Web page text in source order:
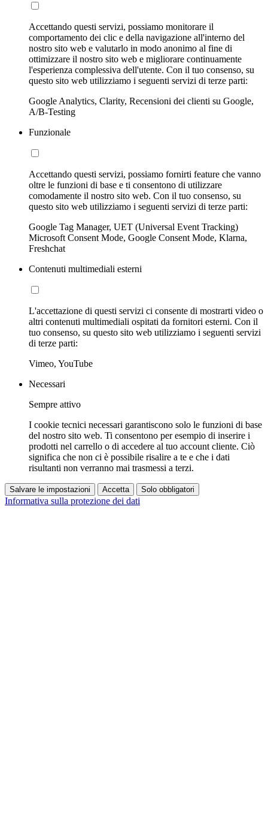
Accettando questi servizi, possiamo monitorare il
comportamento dei clic e della navigazione all'interno del
nostro sito web e valutarlo in modo anonimo al fine di
ottimizzare il nostro sito web e migliorare continuamente
l'esperienza complessiva dell'utente. Con il tuo consenso, su
questo sito web utilizziamo i seguenti servizi di terze parti:
Google Analytics, Clarity, Recensioni dei clienti su Google,
A/B-Testing
Funzionale
Accettando questi servizi, possiamo fornirti feature che vanno
oltre le funzioni di base e ti consentono di utilizzare
comodamente il nostro sito web. Con il tuo consenso, su
questo sito web utilizziamo i seguenti servizi di terze parti:
Google Tag Manager, UET (Universal Event Tracking)
Microsoft Consent Mode, Google Consent Mode, Klarna,
Freshchat
Contenuti multimediali esterni
L'accettazione di questi servizi ci consente di mostrarti video o
altri contenuti multimediali ospitati da fornitori esterni. Con il
tuo consenso, su questo sito web utilizziamo i seguenti servizi
di terze parti:
Vimeo, YouTube
Necessari
Sempre attivo
I cookie tecnici necessari garantiscono solo le funzioni di base
del nostro sito web. Ti consentono per esempio di inserire i
prodotti nel carrello o di accedere al tuo account cliente. Ciò
significa che non ci è possibile risalire a te e che i dati
risultanti non verranno mai trasmessi a terzi.
Salvare le impostazioni Accetta Solo obbligatori
Informativa sulla protezione dei dati